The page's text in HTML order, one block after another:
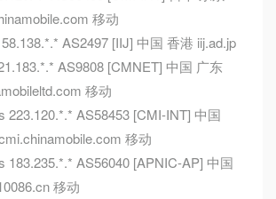
移动
AS2497 [IIJ] 中国 香港 iij.ad.jp
AS9808 [CMNET] 中国 广东
移动
223.120.*.* AS58453 [CMI-INT] 中国
移动
183.235.*.* AS56040 [APNIC-AP] 中国
移动